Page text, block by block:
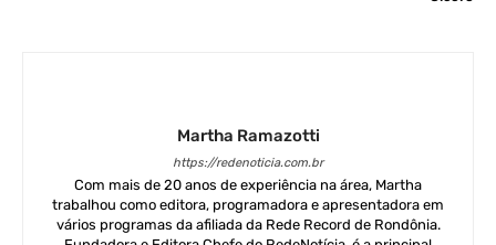
Martha Ramazotti
https://redenoticia.com.br
Com mais de 20 anos de experiência na área, Martha
trabalhou como editora, programadora e apresentadora em
vários programas da afiliada da Rede Record de Rondônia.